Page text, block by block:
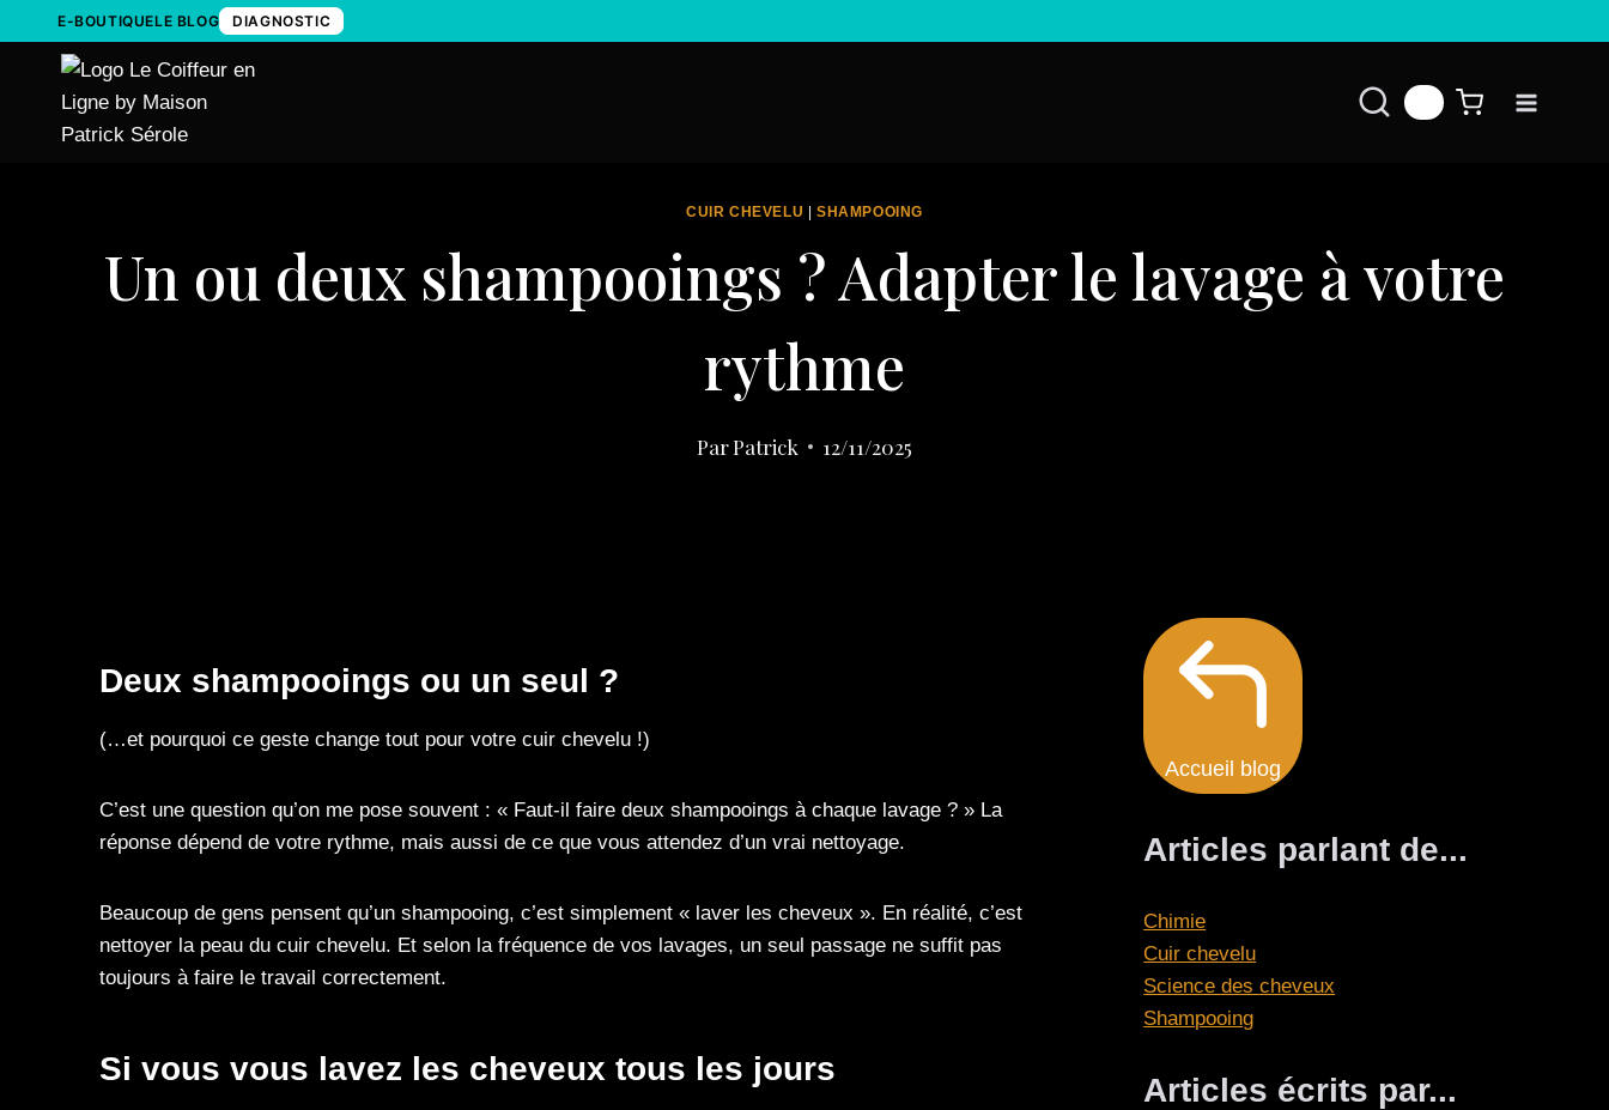
au
contenu
E-BOUTIQUELE BLOG DIAGNOSTIC
CUIR CHEVELU SHAMPOOING
Un ou deux shampooings ? Adapter le lavage à votre
rythme
ParPatrick 12/11/2025
Deux shampooings ou un seul ?
(…et pourquoi ce geste change tout pour votre cuir chevelu !)
C’est une question qu’on me pose souvent : « Faut-il faire deux shampooings à chaque lavage ? » La
réponse dépend de votre rythme, mais aussi de ce que vous attendez d’un vrai nettoyage.
Beaucoup de gens pensent qu’un shampooing, c’est simplement « laver les cheveux ». En réalité, c’est
nettoyer la peau du cuir chevelu. Et selon la fréquence de vos lavages, un seul passage ne suffit pas
toujours à faire le travail correctement.
Si vous vous lavez les cheveux tous les jours
Accueil blog
Articles parlant de...
Chimie
Cuir chevelu
Science des cheveux
Shampooing
Articles écrits par...